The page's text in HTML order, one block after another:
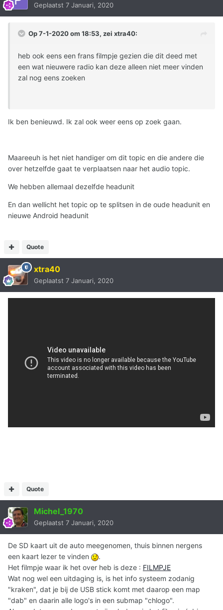
Geplaatst 7 Januari, 2020
Op 7-1-2020 om 18:53, zei xtra40:
heb ook eens een frans filmpje gezien die dit deed met
een wat nieuwere radio kan deze alleen niet meer vinden
zal nog eens zoeken
Ik ben benieuwd. Ik zal ook weer eens op zoek gaan.
Maareeuh is het niet handiger om dit topic en die andere die
over hetzelfde gaat te verplaatsen naar het audio topic.
We hebben allemaal dezelfde headunit
En dan wellicht het topic op te splitsen in de oude headunit en
nieuwe Android headunit
Quote
xtra40
Geplaatst 7 Januari, 2020
Quote
Michel_1970
Geplaatst 7 Januari, 2020
De SD kaart uit de auto meegenomen, thuis binnen nergens
een kaart lezer te vinden
.
Het filmpje waar ik het over heb is deze : FILMPJE
Wat nog wel een uitdaging is, is het info systeem zodanig
"kraken", dat je bij de USB stick komt met daarop een map
"dab" en daarin alle logo's in een submap "chlogo".